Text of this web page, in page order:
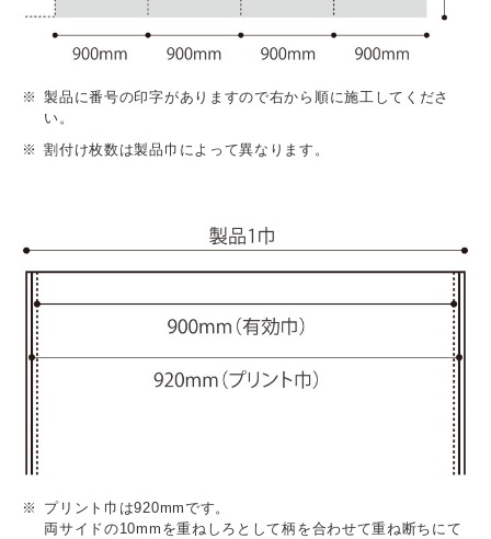
製品に番号の印字がありますので右から順に施工してくださ
い。
割付け枚数は製品巾によって異なります。
プリント巾は920mmです。
両サイドの10mmを重ねしろとして柄を合わせて重ね断ちにて